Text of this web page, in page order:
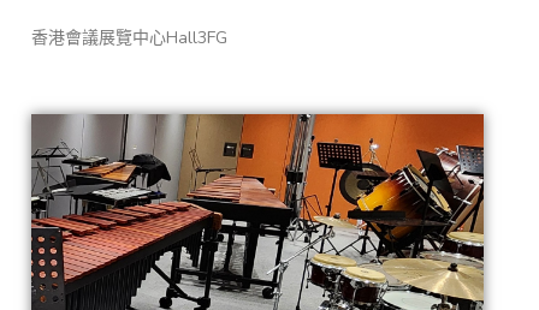
香港會議展覽中心Hall3FG